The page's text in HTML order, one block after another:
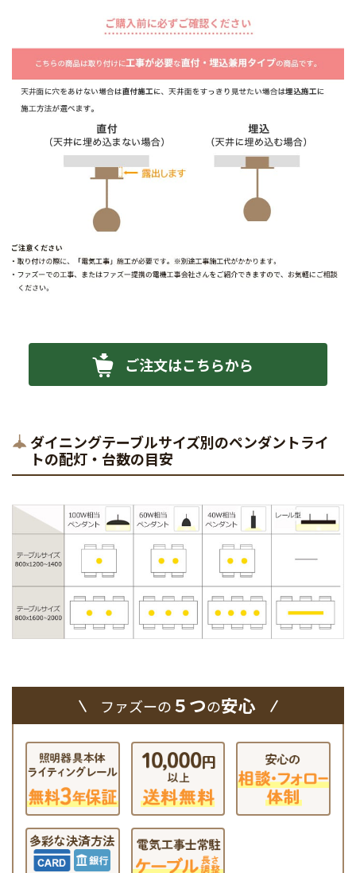
ご注文はこちらから
ダイニングテーブルサイズ別のペンダントライ
トの配灯・台数の目安
ファズーの５つの安心